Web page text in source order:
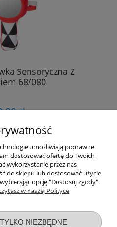
Sensoryczna Z
68/080
zł
18 19 20 21 »
umożliwiają poprawne
dostosować ofertę do Twoich
wykorzystanie przez nas
do sklepu lub dostosować użycie
opcję "Dostosuj zgody".
w naszej Polityce
NIEZBĘDNE